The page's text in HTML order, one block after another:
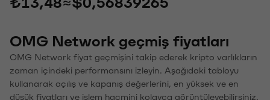
OMG Network geçmiş fiyatları
OMG Network fiyat geçmişini takip ederek kripto varlıkların
zaman içindeki performansını izleyin. Aşağıdaki tabloyu
kullanarak açılış ve kapanış değerlerini, en yüksek ve en
düşük fiyatları ve işlem hacmini kolayca görüntüleyebilirsiniz.